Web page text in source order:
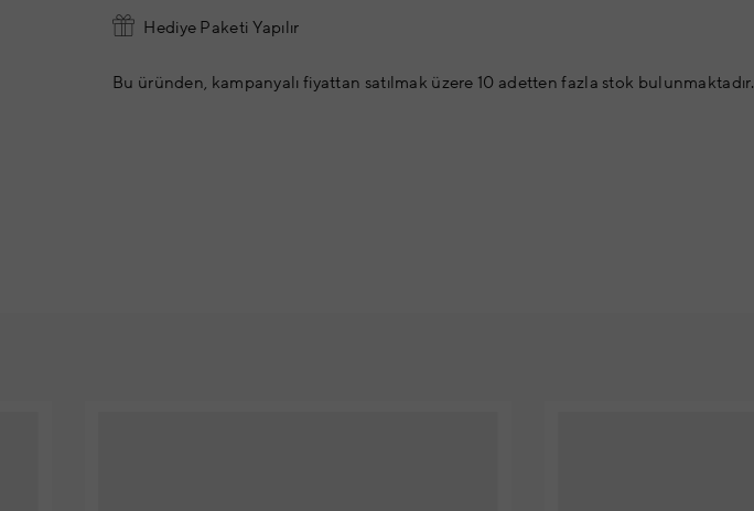
Hediye Paketi Yapılır
Bu üründen, kampanyalı fiyattan satılmak üzere 10 adetten fazla stok bulunmaktadır.